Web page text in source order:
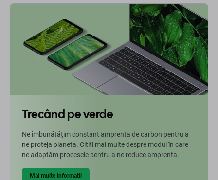
Trecând pe verde
Ne îmbunătățim constant amprenta de carbon pentru a
ne proteja planeta. Citiți mai multe despre modul în care
ne adaptăm procesele pentru a ne reduce amprenta.
Mai multe informatii